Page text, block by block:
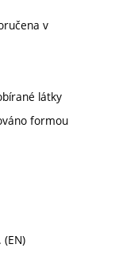
v
látky
formou